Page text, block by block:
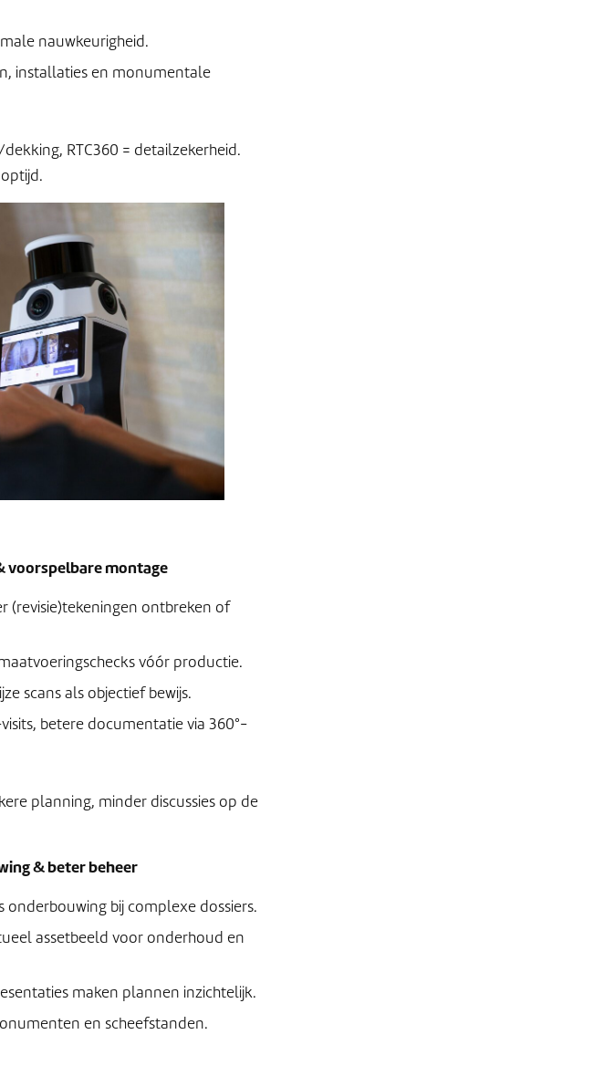
nauwkeurigheid.
installaties en monumentale
RTC360 = detailzekerheid.
voorspelbare montage
(revisie)tekeningen ontbreken of
vóór productie.
scans als objectief bewijs.
betere documentatie via 360°-
planning, minder discussies op de
& beter beheer
bij complexe dossiers.
assetbeeld voor onderhoud en
maken plannen inzichtelijk.
en scheefstanden.